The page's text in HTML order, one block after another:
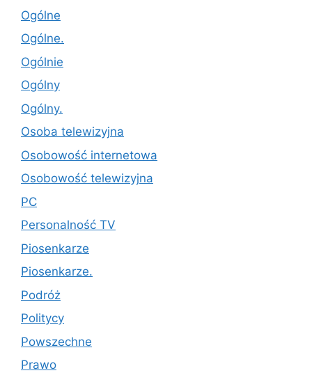
Ogólne
Ogólne.
Ogólnie
Ogólny
Ogólny.
Osoba telewizyjna
Osobowość internetowa
Osobowość telewizyjna
PC
Personalność TV
Piosenkarze
Piosenkarze.
Podróż
Politycy
Powszechne
Prawo